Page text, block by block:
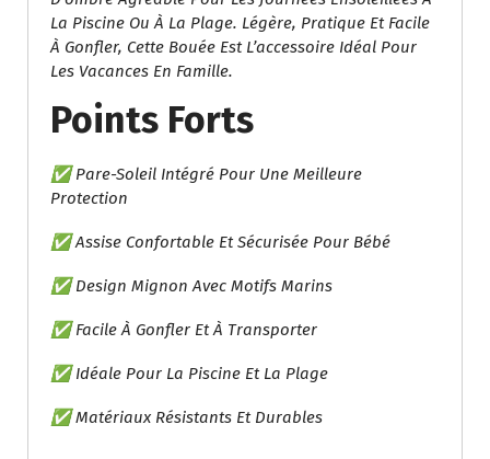
La Piscine Ou À La Plage. Légère, Pratique Et Facile
À Gonfler, Cette Bouée Est L’accessoire Idéal Pour
Les Vacances En Famille.
Points Forts
✅ Pare-Soleil Intégré Pour Une Meilleure
Protection
✅ Assise Confortable Et Sécurisée Pour Bébé
✅ Design Mignon Avec Motifs Marins
✅ Facile À Gonfler Et À Transporter
✅ Idéale Pour La Piscine Et La Plage
✅ Matériaux Résistants Et Durables